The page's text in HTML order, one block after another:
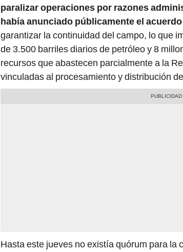
paralizar operaciones por razones
había anunciado públicamente el acuerdo
garantizar la continuidad del campo, lo que
de 3.500 barriles diarios de petróleo y 8
recursos que abastecen parcialmente a la
vinculadas al procesamiento y distribución
Hasta este jueves no existía quórum para la